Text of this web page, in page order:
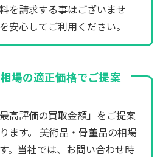
を請求する事はございませ
安心してご利用ください。
場の適正価格でご提案
高評価の買取金額」をご提案
ます。 美術品・骨董品の相場
。当社では、お問い合わせ時